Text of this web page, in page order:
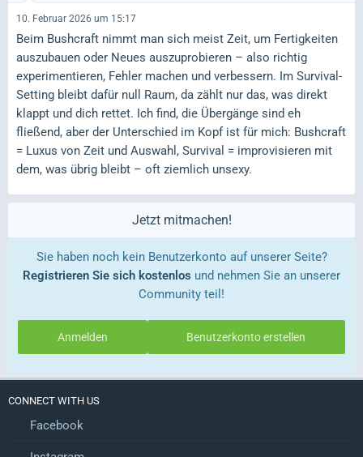
10. Februar 2026 um 15:17
Beim Bushcraft nimmt man sich meist Zeit, um Fertigkeiten
auszubauen oder Neues auszuprobieren – also richtig
experimentieren, Fehler machen und verbessern. Im Survival-
Setting bleibt dafür null Raum, da zählt nur das, was direkt
klappt und dich rettet. Ich find, die Übergänge sind eh
fließend, aber der Unterschied im Kopf ist für mich: Bushcraft
= Luxus von Zeit und Auswahl, Survival = improvisieren mit
dem, was übrig bleibt – oft ziemlich unsexy.
Jetzt mitmachen!
Sie haben noch kein Benutzerkonto auf unserer Seite?
Registrieren Sie sich kostenlos und nehmen Sie an unserer
Community teil!
Benutzerkonto erstellen
Anmelden
CONNECT WITH US
Facebook